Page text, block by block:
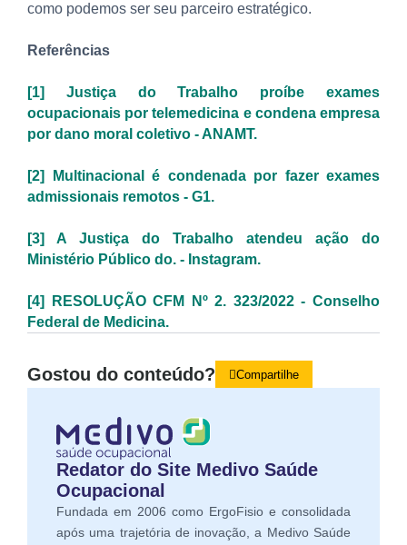
como podemos ser seu parceiro estratégico.
Referências
[1] Justiça do Trabalho proíbe exames
ocupacionais por telemedicina e condena empresa
por dano moral coletivo - ANAMT.
[2] Multinacional é condenada por fazer exames
admissionais remotos - G1.
[3] A Justiça do Trabalho atendeu ação do
Ministério Público do. - Instagram.
[4] RESOLUÇÃO CFM Nº 2. 323/2022 - Conselho
Federal de Medicina.
Gostou do conteúdo? Compartilhe
Redator do Site Medivo Saúde
Ocupacional
Fundada em 2006 como ErgoFisio e consolidada
após uma trajetória de inovação, a Medivo Saúde